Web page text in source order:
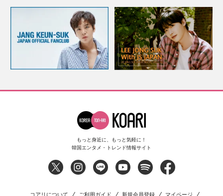
もっと身近に、もっと気軽に！
韓国エンタメ・トレンド情報サイト
コアリについて ご利用ガイド 新規会員登録 マイページ